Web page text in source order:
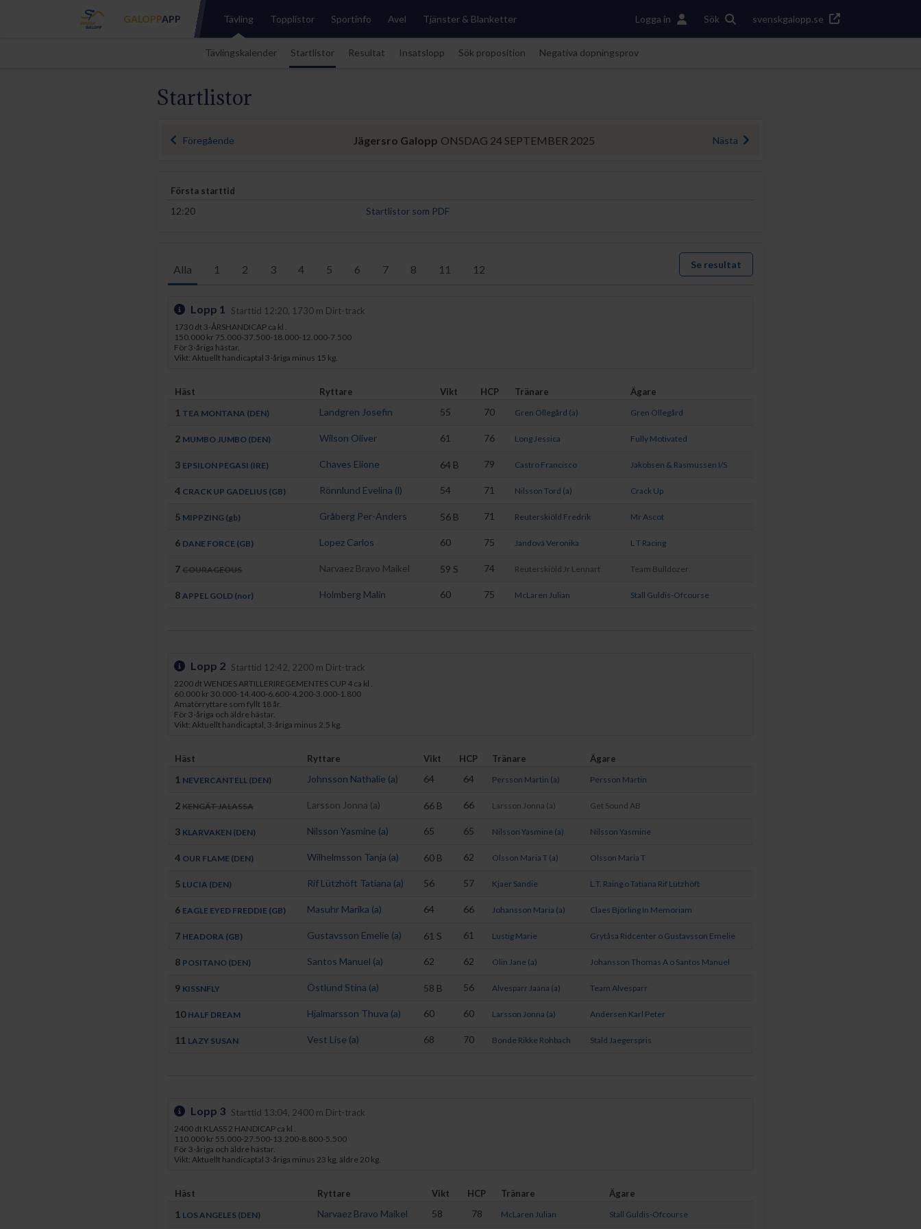
GALOPPAPP Tävling Topplistor Sportinfo Avel Tjänster & Blanketter Logga in Sök svenskgalopp.se
Tävlingskalender Startlistor Resultat Insatslopp Sök proposition Negativa dopningsprov
Startlistor
Föregående Jägersro Galopp ONSDAG 24 SEPTEMBER 2025 Nästa
Första starttid
12:20 Startlistor som PDF
Se resultat
Alla 1 2 3 4 5 6 7 8 11 12
Lopp 1 Starttid 12:20, 1730 m Dirt-track
1730 dt 3-ÅRSHANDICAP ca kl .
150.000 kr 75.000-37.500-18.000-12.000-7.500
För 3-åriga hästar.
Vikt: Aktuellt handicaptal 3-åriga minus 15 kg.
Häst Ryttare Vikt HCP Tränare Ägare
1 TEA MONTANA (DEN) Landgren Josefin 55 70 Gren Öllegård (a) Gren Öllegård
2 MUMBO JUMBO (DEN) Wilson Oliver 61 76 Long Jessica Fully Motivated
3 EPSILON PEGASI (IRE) Chaves Elione 64 B 79 Castro Francisco Jakobsen & Rasmussen I/S
4 CRACK UP GADELIUS (GB) Rönnlund Evelina (l) 54 71 Nilsson Tord (a) Crack Up
5 MIPPZING (gb) Gråberg Per-Anders 56 B 71 Reuterskiöld Fredrik Mr Ascot
6 DANE FORCE (GB) Lopez Carlos 60 75 Jandová Veronika L T Racing
7 COURAGEOUS Narvaez Bravo Maikel 59 S 74 Reuterskiöld Jr Lennart Team Bulldozer
8 APPEL GOLD (nor) Holmberg Malin 60 75 McLaren Julian Stall Guldis-Ofcourse
Lopp 2 Starttid 12:42, 2200 m Dirt-track
2200 dt WENDES ARTILLERIREGEMENTES CUP 4 ca kl .
60.000 kr 30.000-14.400-6.600-4.200-3.000-1.800
Amatörryttare som fyllt 18 år.
För 3-åriga och äldre hästar.
Vikt: Aktuellt handicaptal, 3-åriga minus 2,5 kg.
Häst Ryttare Vikt HCP Tränare Ägare
1 NEVERCANTELL (DEN) Johnsson Nathalie (a) 64 64 Persson Martin (a) Persson Martin
2 KENGÄT JALASSA Larsson Jonna (a) 66 B 66 Larsson Jonna (a) Get Sound AB
3 KLARVAKEN (DEN) Nilsson Yasmine (a) 65 65 Nilsson Yasmine (a) Nilsson Yasmine
4 OUR FLAME (DEN) Wilhelmsson Tanja (a) 60 B 62 Olsson Maria T (a) Olsson Maria T
5 LUCIA (DEN) Rif Lützhöft Tatiana (a) 56 57 Kjaer Sandie L.T. Raing o Tatiana Rif Lützhöft
6 EAGLE EYED FREDDIE (GB) Masuhr Marika (a) 64 66 Johansson Maria (a) Claes Björling In Memoriam
7 HEADORA (GB) Gustavsson Emelie (a) 61 S 61 Lustig Marie Grytåsa Ridcenter o Gustavsson Emelie
8 POSITANO (DEN) Santos Manuel (a) 62 62 Olin Jane (a) Johansson Thomas A o Santos Manuel
9 KISSNFLY Östlund Stina (a) 58 B 56 Alvesparr Jaana (a) Team Alvesparr
10 HALF DREAM Hjalmarsson Thuva (a) 60 60 Larsson Jonna (a) Andersen Karl Peter
11 LAZY SUSAN Vest Lise (a) 68 70 Bonde Rikke Rohbach Stald Jaegerspris
Lopp 3 Starttid 13:04, 2400 m Dirt-track
2400 dt KLASS 2 HANDICAP ca kl .
110.000 kr 55.000-27.500-13.200-8.800-5.500
För 3-åriga och äldre hästar.
Vikt: Aktuellt handicaptal 3-åriga minus 23 kg, äldre 20 kg.
Häst Ryttare Vikt HCP Tränare Ägare
1 LOS ANGELES (DEN) Narvaez Bravo Maikel 58 78 McLaren Julian Stall Guldis-Ofcourse